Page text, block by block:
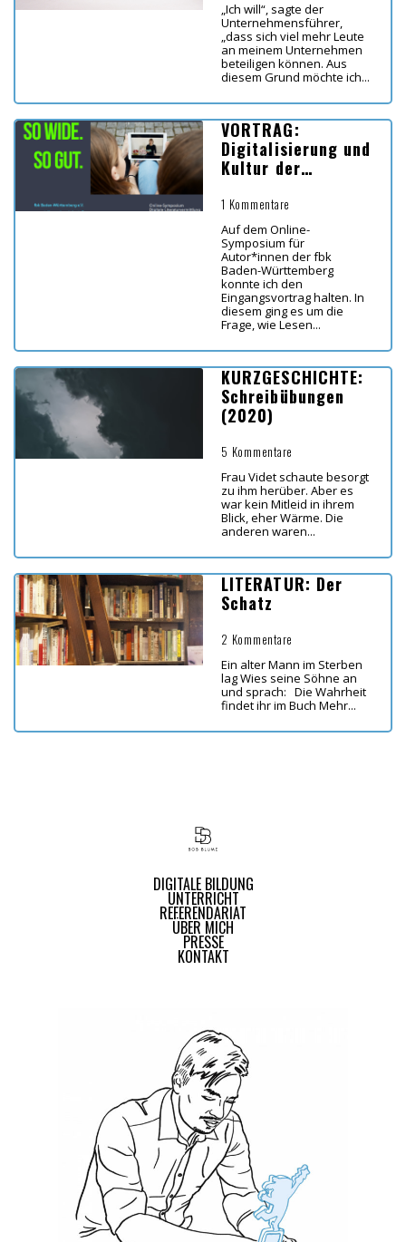
„Ich will“, sagte der
Unternehmensführer,
„dass sich viel mehr Leute
an meinem Unternehmen
beteiligen können. Aus
diesem Grund möchte ich...
VORTRAG:
Digitalisierung und
Kultur der
1 Kommentare
Auf dem Online-
Symposium für
Autor*innen der fbk
Baden-Württemberg
konnte ich den
Eingangsvortrag halten. In
diesem ging es um die
Frage, wie Lesen...
KURZGESCHICHTE:
Schreibübungen
(2020)
5 Kommentare
Frau Videt schaute besorgt
zu ihm herüber. Aber es
war kein Mitleid in ihrem
Blick, eher Wärme. Die
anderen waren...
LITERATUR: Der
Schatz
2 Kommentare
Ein alter Mann im Sterben
lag Wies seine Söhne an
und sprach: Die Wahrheit
findet ihr im Buch Mehr...
DIGITALE BILDUNG
UNTERRICHT
REFERENDARIAT
ÜBER MICH
PRESSE
KONTAKT